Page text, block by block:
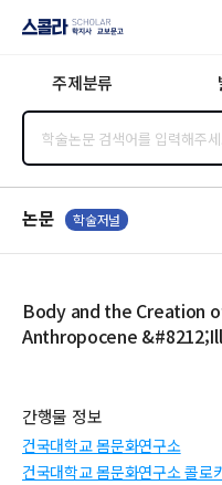
지사·교보문고
주제분류
논문 학술저널
Body and the Creation
Anthropocene
간행물 정보
건국대학교 몸문화연구소
건국대학교 몸문화연구소 콜로